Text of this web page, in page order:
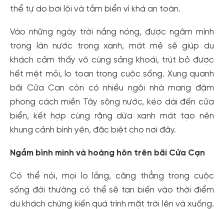
thể tự do bơi lội và tắm biển vì khá an toàn.
Vào những ngày trời nắng nóng, được ngâm mình
trong làn nước trong xanh, mát mẻ sẽ giúp du
khách cảm thấy vô cùng sảng khoái, trút bỏ được
hết mệt mỏi, lo toan trong cuộc sống. Xung quanh
bãi Cửa Cạn còn có nhiều ngôi nhà mang đậm
phong cách miền Tây sông nước, kéo dài đến cửa
biển, kết hợp cùng rặng dừa xanh mát tạo nên
khung cảnh bình yên, đặc biệt cho nơi đây.
Ngắm bình minh và hoàng hôn trên bãi Cửa Cạn
Có thể nói, mọi lo lắng, căng thẳng trong cuộc
sống đời thường có thể sẽ tan biến vào thời điểm
du khách chứng kiến ​​quá trình mặt trời lên và xuống.